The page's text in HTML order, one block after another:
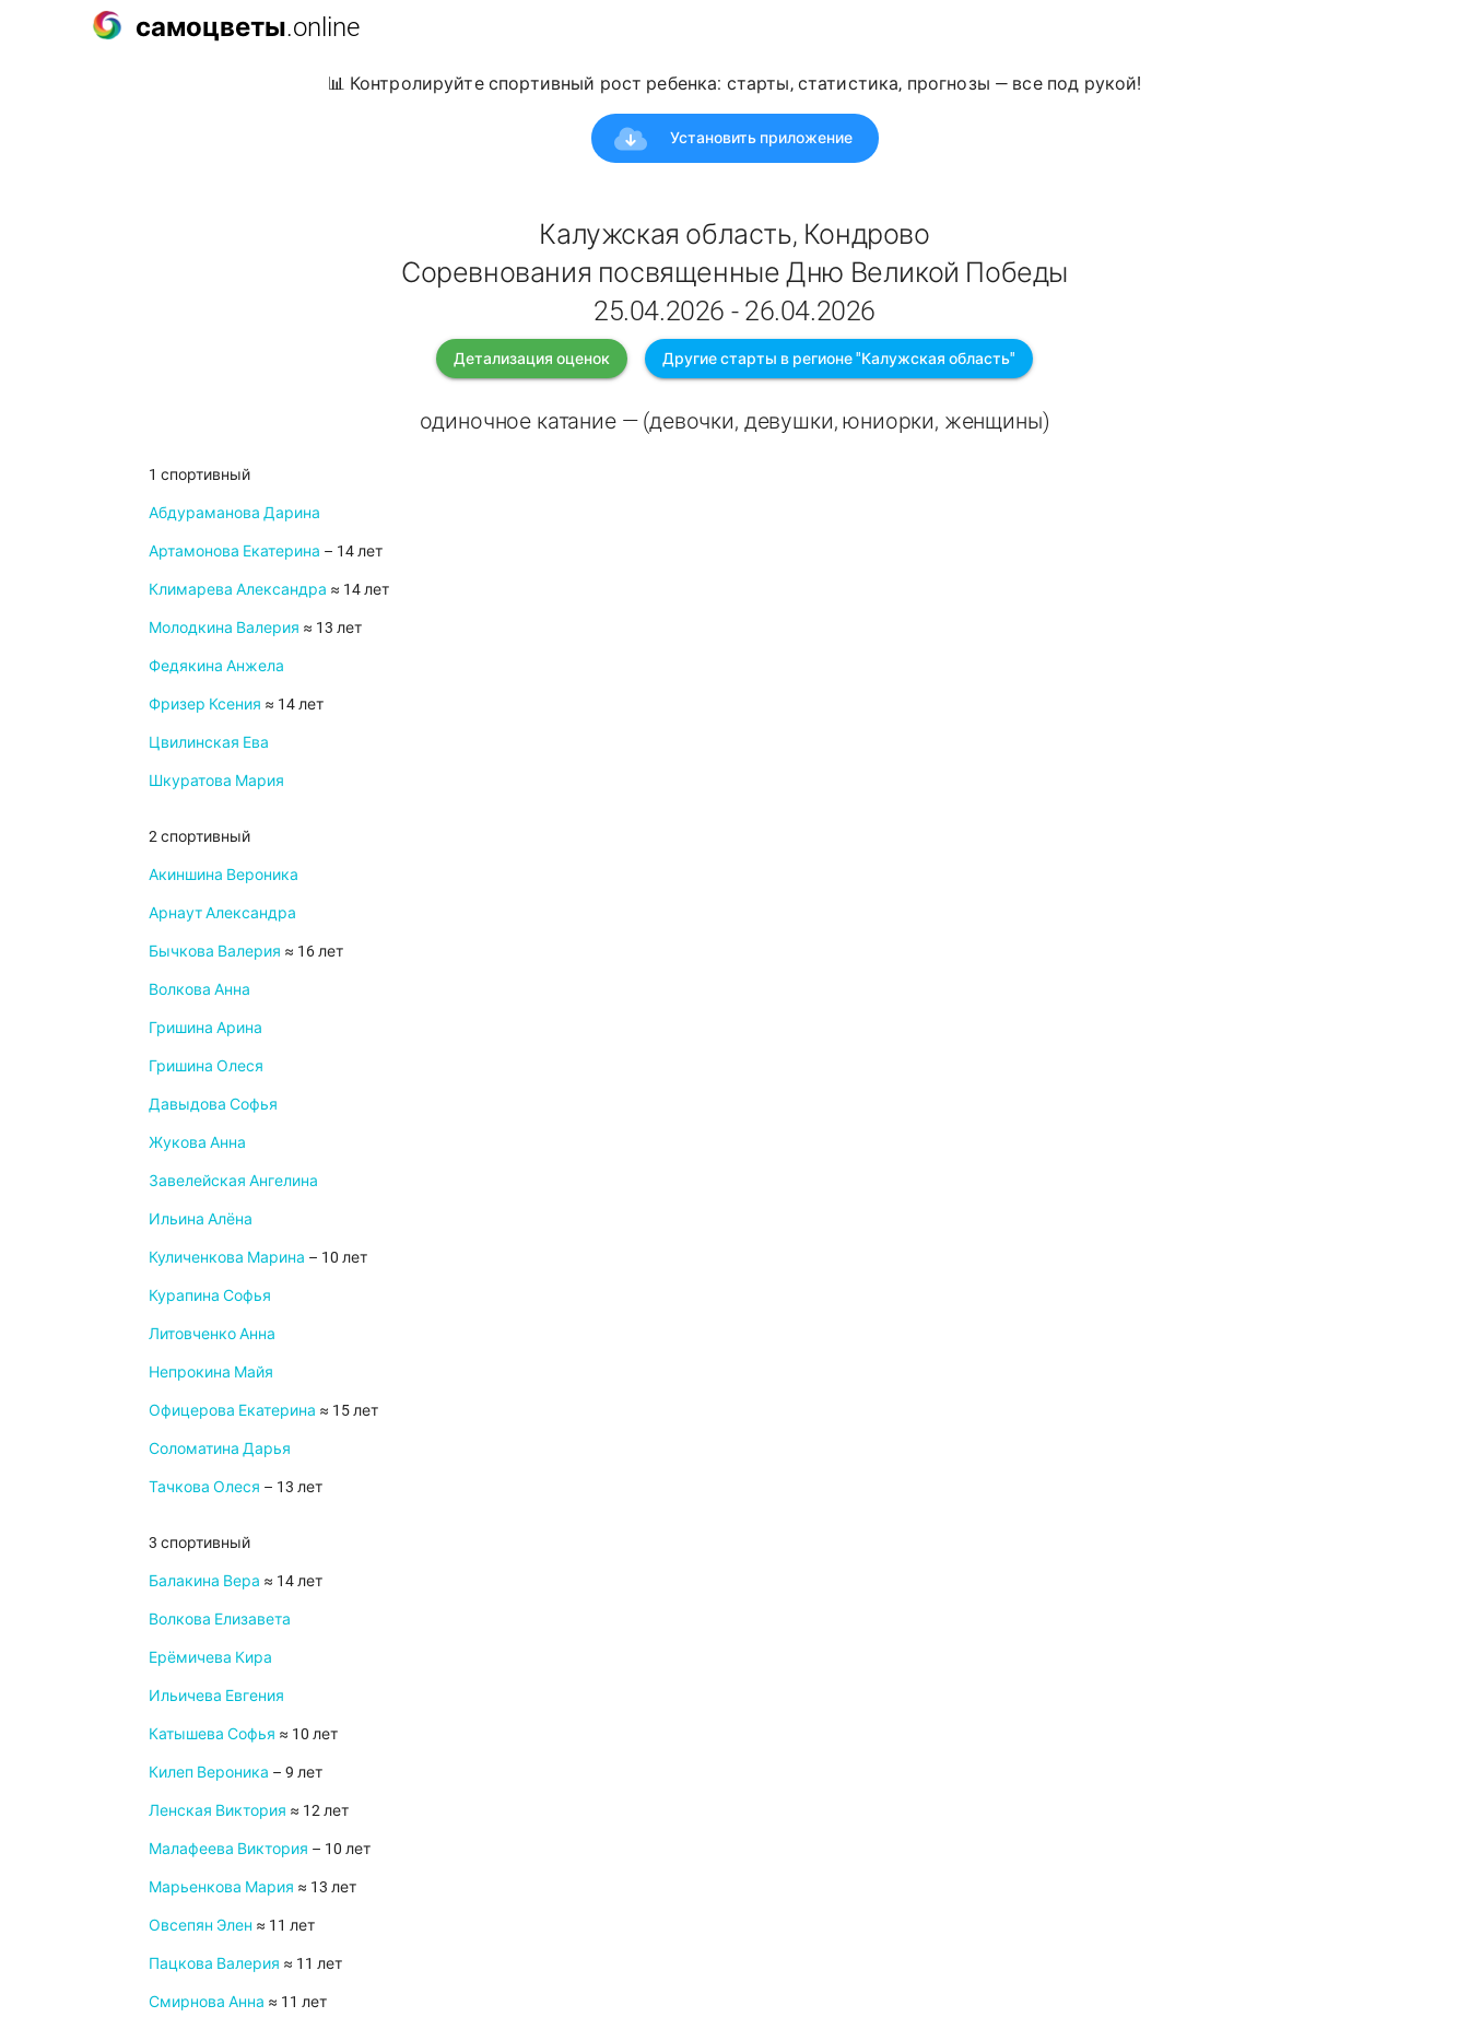
самоцветы.online
📊 Контролируйте спортивный рост ребенка: старты, статистика, прогнозы — все под рукой!
Установить приложение
Калужская область, Кондрово
Соревнования посвященные Дню Великой Победы
25.04.2026 - 26.04.2026
Детализация оценок Другие старты в регионе "Калужская область"
одиночное катание — (девочки, девушки, юниорки, женщины)
1 спортивный
Абдураманова Дарина
Артамонова Екатерина – 14 лет
Климарева Александра ≈ 14 лет
Молодкина Валерия ≈ 13 лет
Федякина Анжела
Фризер Ксения ≈ 14 лет
Цвилинская Ева
Шкуратова Мария
2 спортивный
Акиншина Вероника
Арнаут Александра
Бычкова Валерия ≈ 16 лет
Волкова Анна
Гришина Арина
Гришина Олеся
Давыдова Софья
Жукова Анна
Завелейская Ангелина
Ильина Алёна
Куличенкова Марина – 10 лет
Курапина Софья
Литовченко Анна
Непрокина Майя
Офицерова Екатерина ≈ 15 лет
Соломатина Дарья
Тачкова Олеся – 13 лет
3 спортивный
Балакина Вера ≈ 14 лет
Волкова Елизавета
Ерёмичева Кира
Ильичева Евгения
Катышева Софья ≈ 10 лет
Килеп Вероника – 9 лет
Ленская Виктория ≈ 12 лет
Малафеева Виктория – 10 лет
Марьенкова Мария ≈ 13 лет
Овсепян Элен ≈ 11 лет
Пацкова Валерия ≈ 11 лет
Смирнова Анна ≈ 11 лет